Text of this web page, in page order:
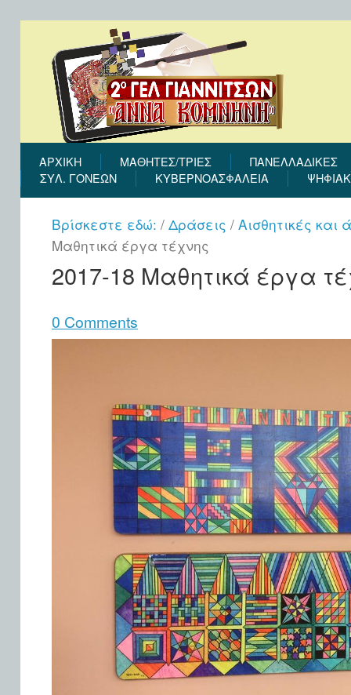
ΑΡΧΙΚΉ ΜΑΘΗΤΕΣ/ΤΡΙΕΣ
ΠΑΝΕΛΛΑΔΙΚΕΣ
ΣΎΛ. ΓΟΝΈΩΝ
ΚΥΒΕΡΝΟΑΣΦΑΛΕΙΑ
Βρίσκεστε εδώ: / Δράσεις / Αισθητικές
Μαθητικά έργα τέχνης
2017-18 Μαθητικά έργα
0 Comments